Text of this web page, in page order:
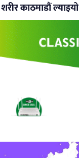
काठमाडौं ल्याइयो